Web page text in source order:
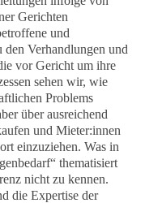
Gerichten
und
den Verhandlungen und
vor Gericht um ihre
sehen wir, wie
Problems
über ausreichend
und Mieter:innen
einzuziehen. Was in
thematisiert
nicht zu kennen.
die Expertise der